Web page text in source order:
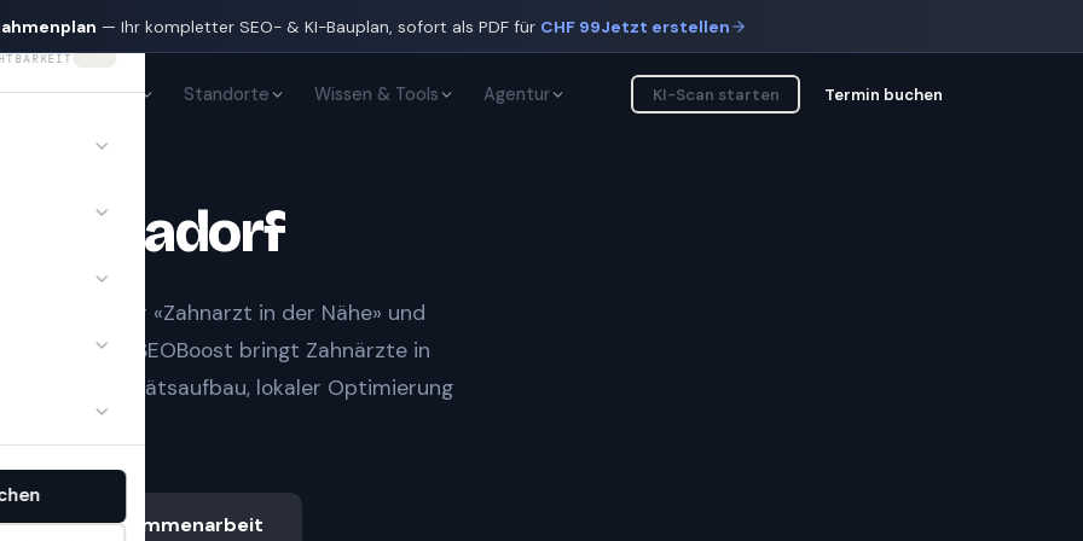
— Ihr kompletter SEO- & KI-Bauplan, sofort als PDF für CHF 99Jetzt erstellen
KI-Sichtbarkeit Standorte Wissen & Tools Agentur KI-Scan starten Termin buchen
inAadorf
Notfall» oder «Zahnarzt in der Nähe» und
Treffern.
SEOBoost bringt Zahnärzte in
Autoritätsaufbau, lokaler Optimierung
Ablauf & Zusammenarbeit